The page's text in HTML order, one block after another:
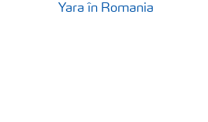
Yara în Romania